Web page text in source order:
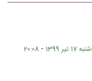
تیر 1399 -
20:08